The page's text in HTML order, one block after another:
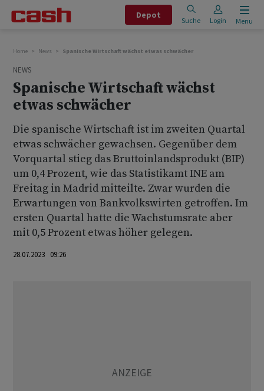
Depot
Suche Login Menu
Home News Spanische Wirtschaft wächst etwas schwächer
NEWS
Spanische Wirtschaft wächst
etwas schwächer
Die spanische Wirtschaft ist im zweiten Quartal
etwas schwächer gewachsen. Gegenüber dem
Vorquartal stieg das Bruttoinlandsprodukt (BIP)
um 0,4 Prozent, wie das Statistikamt INE am
Freitag in Madrid mitteilte. Zwar wurden die
Erwartungen von Bankvolkswirten getroffen. Im
ersten Quartal hatte die Wachstumsrate aber
mit 0,5 Prozent etwas höher gelegen.
28.07.2023 09:26